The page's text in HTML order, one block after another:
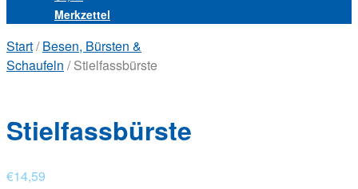
Merkzettel
Start/Besen, Bürsten &
Schaufeln / Stielfassbürste
Stielfassbürste
€14,59